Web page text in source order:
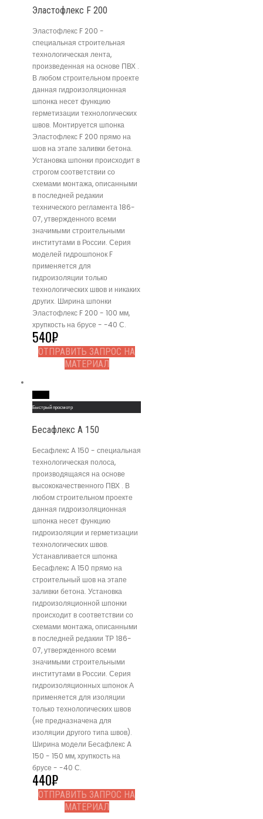
Эластофлекс F 200
Эластофлекс F 200 -
специальная строительная
технологическая лента,
произведенная на основе ПВХ .
В любом строительном проекте
данная гидроизоляционная
шпонка несет функцию
герметизации технологических
швов. Монтируется шпонка
Эластофлекс F 200 прямо на
шов на этапе заливки бетона.
Установка шпонки происходит в
строгом соответствии со
схемами монтажа, описанными
в последней редакии
технического регламента 186-
07, утвержденного всеми
значимыми строительными
институтами в России. Серия
моделей гидрошпонок F
применяется для
гидроизоляции только
технологических швов и никаких
других. Ширина шпонки
Эластофлекс F 200 - 100 мм,
хрупкость на брусе - -40 С.
540₽
ОТПРАВИТЬ ЗАПРОС НА
МАТЕРИАЛ
Быстрый просмотр
Бесафлекс A 150
Бесафлекс A 150 - специальная
технологическая полоса,
производящаяся на основе
высококачественного ПВХ . В
любом строительном проекте
данная гидроизоляционная
шпонка несет функцию
гидроизоляции и герметизации
технологических швов.
Устанавливается шпонка
Бесафлекс A 150 прямо на
строительный шов на этапе
заливки бетона. Установка
гидроизоляционной шпонки
происходит в соответствии со
схемами монтажа, описанными
в последней редакии ТР 186-
07, утвержденного всеми
значимыми строительными
институтами в России. Серия
гидроизоляционных шпонок А
применяется для изоляции
только технологических швов
(не предназначена для
изоляции другого типа швов).
Ширина модели Бесафлекс A
150 - 150 мм, хрупкость на
брусе - -40 С.
440₽
ОТПРАВИТЬ ЗАПРОС НА
МАТЕРИАЛ